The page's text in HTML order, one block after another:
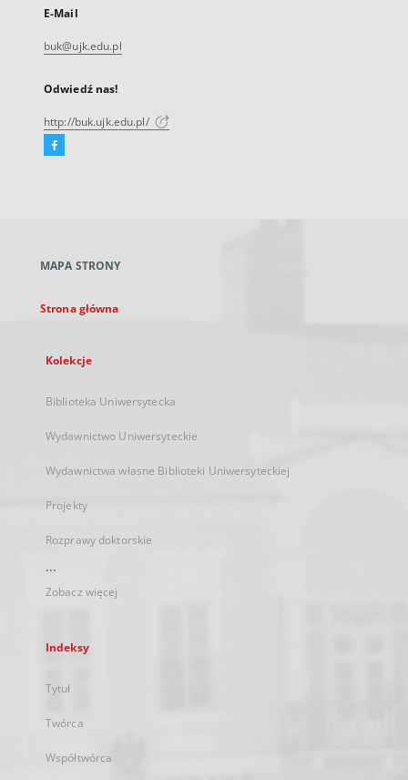
E-Mail
buk@ujk.edu.pl
Odwiedź nas!
http://buk.ujk.edu.pl/
Facebook
karcie
MAPA STRONY
Strona główna
Kolekcje
Biblioteka Uniwersytecka
Wydawnictwo Uniwersyteckie
Wydawnictwa własne Biblioteki Uniwersyteckiej
Projekty
Rozprawy doktorskie
...
Zobacz więcej
Indeksy
Tytuł
Twórca
Współtwórca